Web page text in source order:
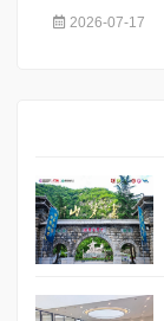
2026-07-17